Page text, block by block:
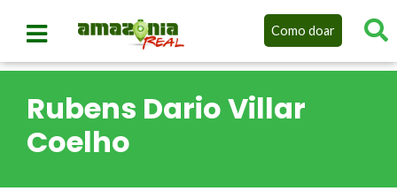
Como doar
Rubens Dario Villar
Coelho